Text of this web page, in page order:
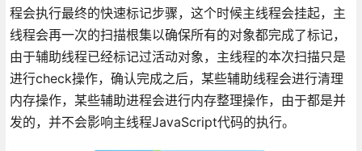
程会执行最终的快速标记步骤，这个时候主线程会挂起，主
线程会再一次的扫描根集以确保所有的对象都完成了标记，
由于辅助线程已经标记过活动对象，主线程的本次扫描只是
进行check操作，确认完成之后，某些辅助线程会进行清理
内存操作，某些辅助进程会进行内存整理操作，由于都是并
发的，并不会影响主线程JavaScript代码的执行。